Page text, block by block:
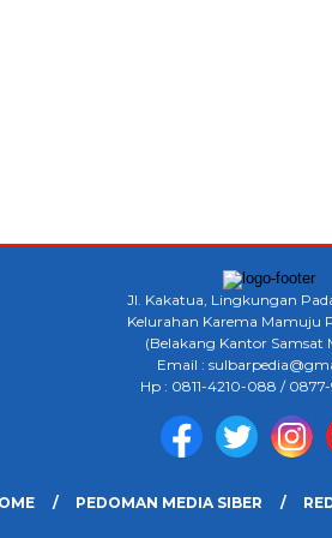
Jl. Kakatua, Lingkungan
Kelurahan Karema Mamuju
(Belakang Kantor Samsat
Email :
Hp : 0811-4210-088 / 0877-
PEDOMAN MEDIA SIBER